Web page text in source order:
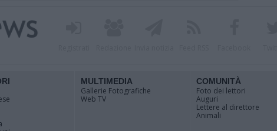
MULTIMEDIA
Gallerie Fotografiche
Web TV
COMUNITÀ
Foto dei lettori
Auguri
Lettere al direttore
Animali